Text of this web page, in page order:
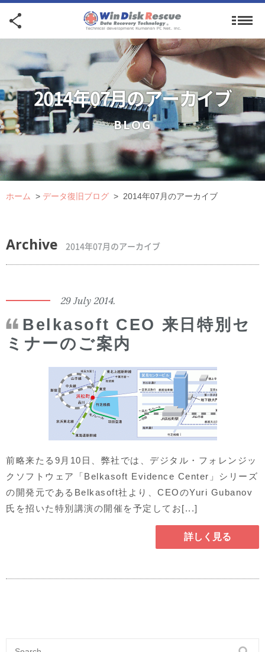
2014年07月のアーカイブ
BLOG
ホーム > データ復旧ブログ > 2014年07月のアーカイブ
Archive 2014年07月のアーカイブ
29 July 2014.
Belkasoft CEO 来日特別セ
ミナーのご案内
前略来たる9月10日、弊社では、デジタル・フォレンジッ
クソフトウェア「Belkasoft Evidence Center」シリーズ
の開発元であるBelkasoft社より、CEOのYuri Gubanov
氏を招いた特別講演の開催を予定してお[...]
詳しく見る